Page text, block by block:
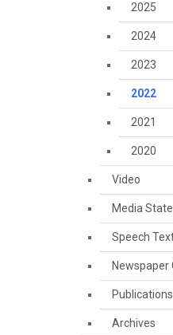
2025
2024
2023
2022
2021
2020
Video
Media
Speech
Newspaper
Publications
Archives